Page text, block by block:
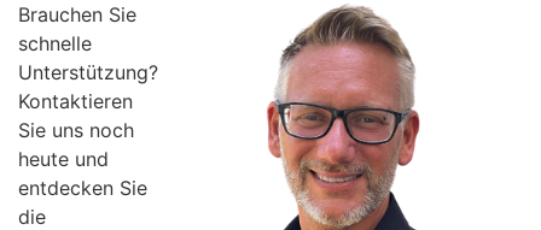
Brauchen Sie
schnelle
Unterstützung?
Kontaktieren
Sie uns noch
heute und
entdecken Sie
die